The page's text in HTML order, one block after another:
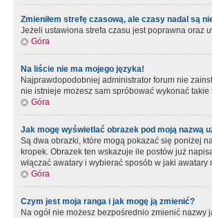
Zmieniłem strefę czasową, ale czasy nadal są
Jeżeli ustawiona strefa czasu jest poprawna oraz
Góra
Na liście nie ma mojego języka!
Najprawdopodobniej administrator forum nie
nie istnieje możesz sam spróbować wykonać
Góra
Jak mogę wyświetlać obrazek pod moją nazwą
Są dwa obrazki, które mogą pokazać się poniżej
kropek. Obrazek ten wskazuje ile postów już
włączać awatary i wybierać sposób w jaki
Góra
Czym jest moja ranga i jak mogę ją zmienić?
Na ogół nie możesz bezpośrednio zmienić